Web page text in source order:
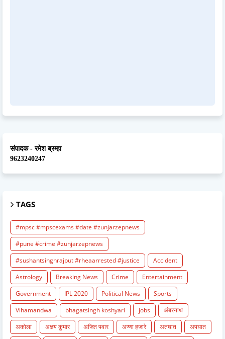
संपादक - रमेश ब्रम्हा
9623240247
TAGS
#mpsc #mpscexams #date #zunjarzepnews
#pune #crime #zunjarzepnews
#sushantsinghrajput #rheaarrested #justice
Accident
Astrology
Breaking News Crime
Entertainment
Government
IPL 2020 Political News
Sports
Vihamandwa
bhagatsingh koshyari jobs
अंबरनाथ
अकोला
अक्षय कुमार अजित पवार अण्णा हजारे अतघात
अपघात